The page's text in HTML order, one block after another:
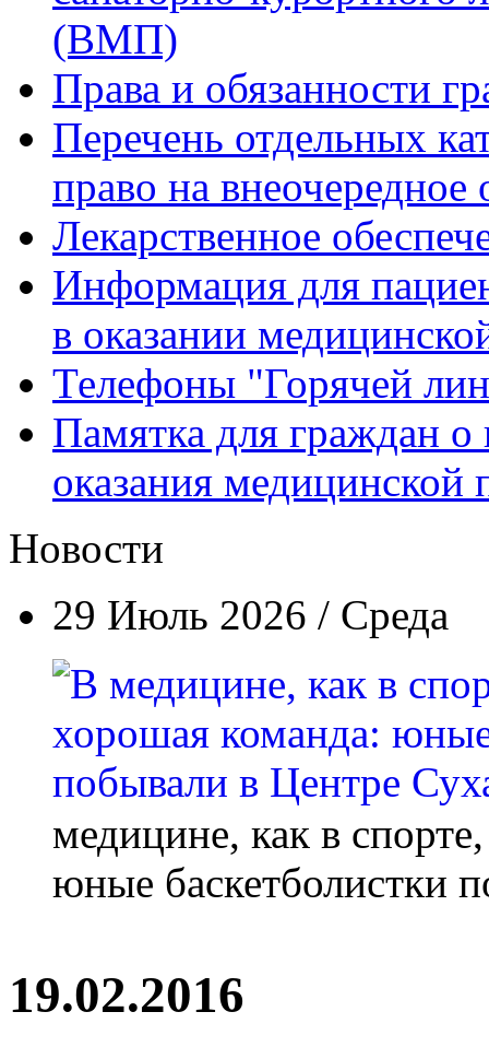
(ВМП)
Права и обязанности
Перечень отдельных
право на
Лекарственное
Информация для
в оказании
Телефоны "Горячей
Памятка для граждан о
оказания
Новости
29 Июль 2026 / Среда
медицине, как в
юные баскетболистки
19.02.2016